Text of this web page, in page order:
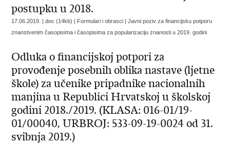
postupku u 2018.
17.06.2019. | doc (14kb) | Formulari i obrasci |Javni poziv za financijsku potporu
znanstvenim časopisima i časopisima za popularizaciju znanosti u 2019. godini
Odluka o financijskoj potpori za
provođenje posebnih oblika nastave (ljetne
škole) za učenike pripadnike nacionalnih
manjina u Republici Hrvatskoj u školskoj
godini 2018./2019. (KLASA: 016-01/19-
01/00040, URBROJ: 533-09-19-0024 od 31.
svibnja 2019.)